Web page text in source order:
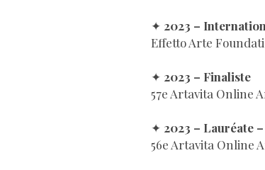
✦ 2023 –
Effetto Arte
✦ 2023 – Finaliste
57e Artavita Online
✦ 2023 – Lauréate
56e Artavita Online